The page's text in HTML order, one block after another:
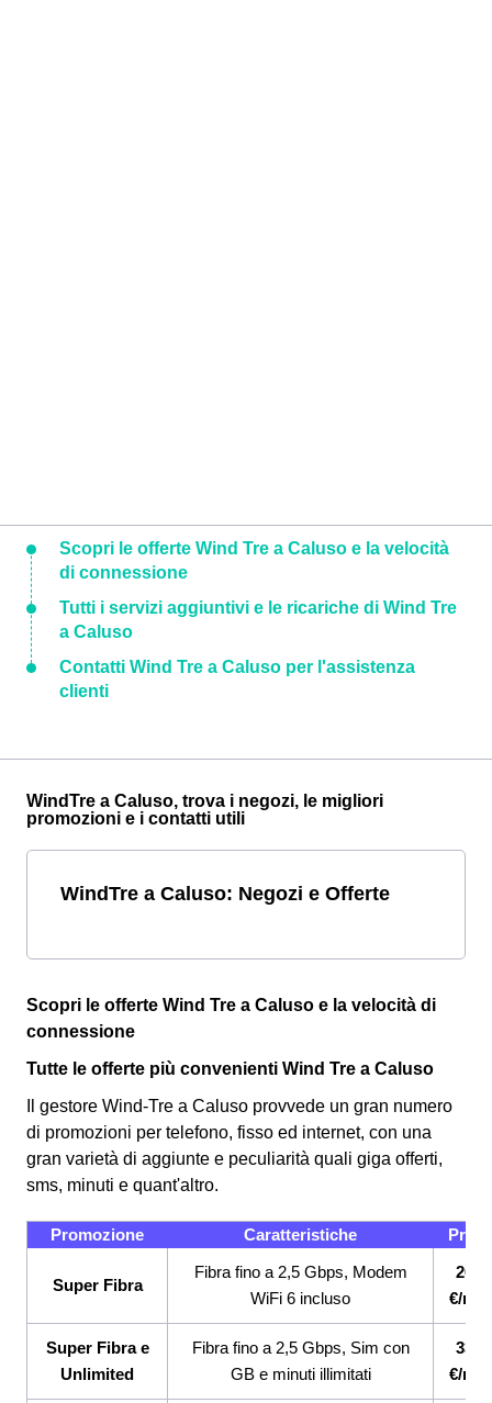
Scopri le offerte Wind Tre a Caluso e la velocità
di connessione
Tutti i servizi aggiuntivi e le ricariche di Wind Tre
a Caluso
Contatti Wind Tre a Caluso per l'assistenza
clienti
WindTre a Caluso, trova i negozi, le migliori
promozioni e i contatti utili
WindTre a Caluso: Negozi e Offerte
Scopri le offerte Wind Tre a Caluso e la velocità di
connessione
Tutte le offerte più convenienti Wind Tre a Caluso
Il gestore Wind-Tre a Caluso provvede un gran numero
di promozioni per telefono, fisso ed internet, con una
gran varietà di aggiunte e peculiarità quali giga offerti,
sms, minuti e quant'altro.
Promozione Caratteristiche
Super Fibra
Fibra fino a 2,5 Gbps, Modem
WiFi 6 incluso
€/
Super Fibra e
Unlimited
Fibra fino a 2,5 Gbps, Sim con
GB e minuti illimitati
€/